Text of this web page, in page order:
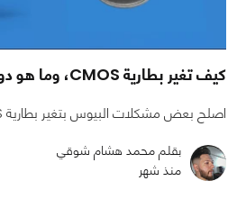
كيف تغير بطارية CMOS، وما هو دورها في اللوحة الأم؟
اصلح بعض مشكلات البيوس بتغير بطارية CMOS
بقلم محمد هشام شوقي
منذ شهر